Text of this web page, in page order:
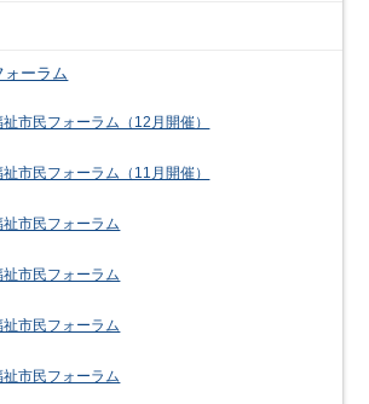
ォーラム
市民フォーラム（12月開催）
市民フォーラム（11月開催）
市民フォーラム
市民フォーラム
市民フォーラム
市民フォーラム